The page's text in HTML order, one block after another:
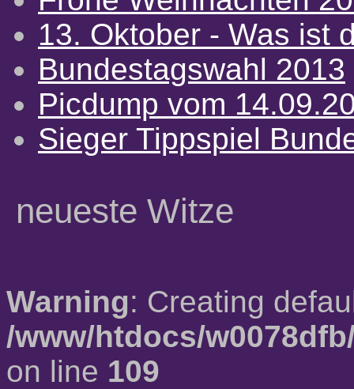
13. Oktober - Was ist
Bundestagswahl 2013
Picdump vom
Sieger Tippspiel
neueste Witze
Warning: Creating
/www/htdocs/
on line 109